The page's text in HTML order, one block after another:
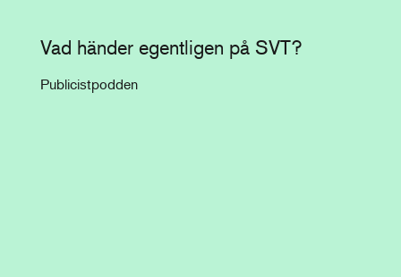
Vad händer egentligen på SVT?
Publicistpodden